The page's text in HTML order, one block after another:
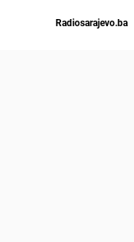
Radiosarajevo.ba